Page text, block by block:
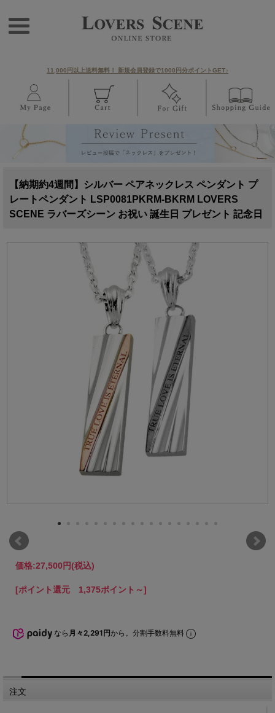
11,000円以上送料無料！ 新規会員登録で1000円分ポイントGET♪
【納期約4週間】シルバー ペアネックレス ペンダント プ
レートペンダント LSP0081PKRM-BKRM LOVERS
SCENE ラバーズシーン お祝い 誕生日 プレゼント 記念日
価格:27,500円(税込)
[ポイント還元 1,375ポイント～]
なら 月々2,291円から。分割手数料無料
注文